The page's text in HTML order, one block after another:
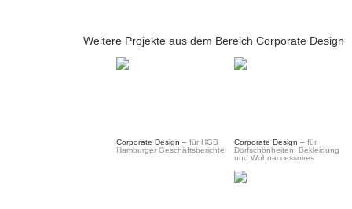
Weitere Projekte aus dem Bereich Corporate Design
Corporate Design – für
Dorfschönheiten, Bekleidung
und Wohnaccessoires
Corporate Design – für HGB
Hamburger Geschäftsberichte